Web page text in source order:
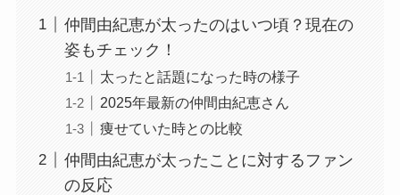
仲間由紀恵が太ったのはいつ頃？現在の
姿もチェック！
太ったと話題になった時の様子
2025年最新の仲間由紀恵さん
痩せていた時との比較
仲間由紀恵が太ったことに対するファン
の反応